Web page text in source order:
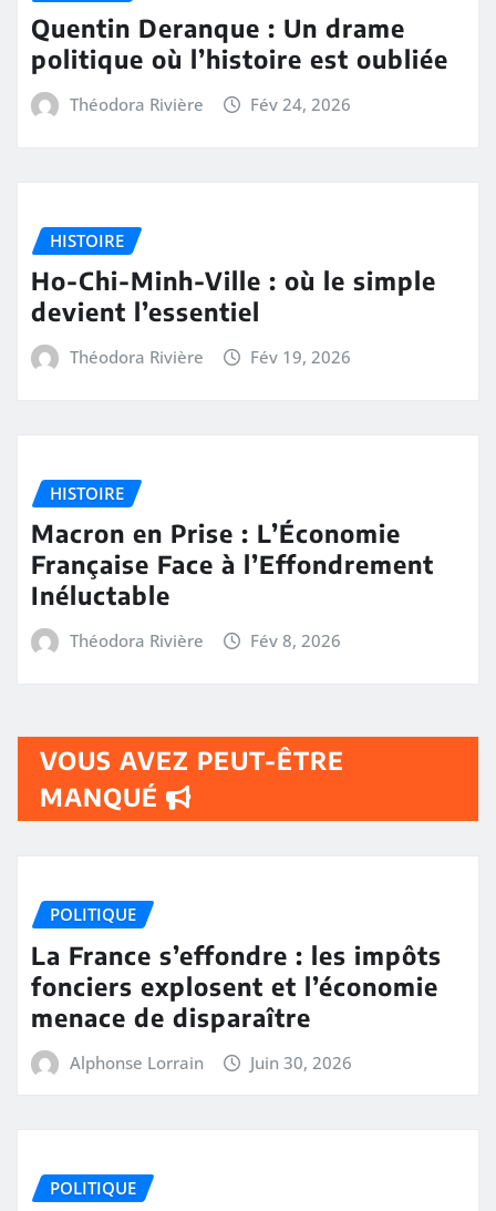
Quentin Deranque : Un drame
politique où l’histoire est oubliée
Théodora Rivière Fév 24, 2026
HISTOIRE
Ho-Chi-Minh-Ville : où le simple
devient l’essentiel
Théodora Rivière Fév 19, 2026
HISTOIRE
Macron en Prise : L’Économie
Française Face à l’Effondrement
Inéluctable
Théodora Rivière Fév 8, 2026
VOUS AVEZ PEUT-ÊTRE
MANQUÉ
POLITIQUE
La France s’effondre : les impôts
fonciers explosent et l’économie
menace de disparaître
Alphonse Lorrain Juin 30, 2026
POLITIQUE